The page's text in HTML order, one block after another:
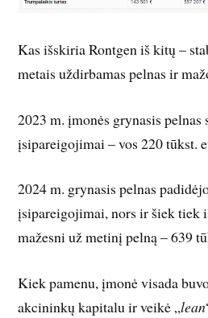
Kas išskiria Rontgen iš kitų –
metais uždirbamas pelnas ir
2023 m. įmonės grynasis pelnas
įsipareigojimai – vos 220 tūkst.
2024 m. grynasis pelnas
įsipareigojimai, nors ir šiek tiek
mažesni už metinį pelną – 639
Kiek pamenu, įmonė visada
akcininkų kapitalu ir veikė „lean